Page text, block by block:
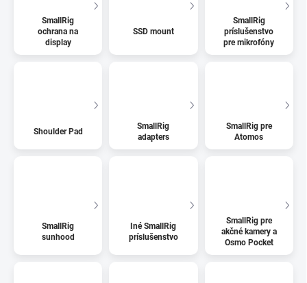
SmallRig
ochrana na
display
SSD mount
SmallRig
príslušenstvo
pre mikrofóny
Shoulder Pad
SmallRig
adapters
SmallRig pre
Atomos
SmallRig
sunhood
Iné SmallRig
príslušenstvo
SmallRig pre
akčné kamery a
Osmo Pocket